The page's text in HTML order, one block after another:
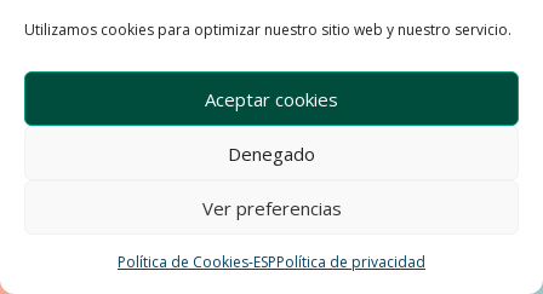
Utilizamos cookies para optimizar nuestro sitio web y nuestro servicio.
Aceptar cookies
Denegado
Ver preferencias
Política de Cookies-ESPPolítica de privacidad
Empresa
Aviso Legal
Condiciones de Venta
Política de privacidad
Política de Cookies
Development & Design by Ixole